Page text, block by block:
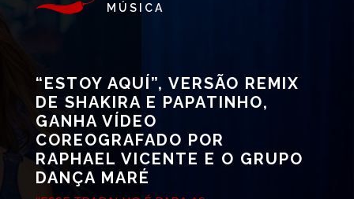
MÚSICA
“ESTOY AQUÍ”, VERSÃO REMIX
DE SHAKIRA E PAPATINHO,
GANHA VÍDEO
COREOGRAFADO POR
RAPHAEL VICENTE E O GRUPO
DANÇA MARÉ